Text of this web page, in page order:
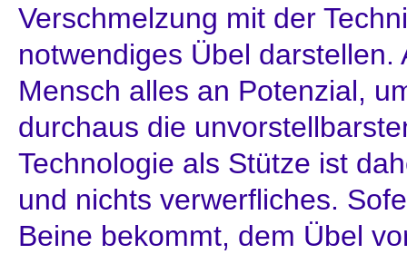
Verschmelzung mit der
notwendiges Übel darstellen.
Mensch alles an Potenzial,
durchaus die
Technologie als Stütze ist
und nichts verwerfliches.
Beine bekommt, dem Übel